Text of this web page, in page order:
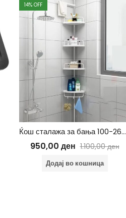
14% OFF
Ќош сталажа за бања 100-260cm
950,00 ден 1.100,00ден
Додај во кошница